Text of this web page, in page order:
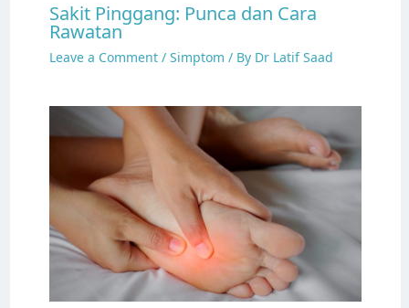
Sakit Pinggang: Punca dan Cara
Rawatan
Leave a Comment / Simptom / By Dr Latif Saad